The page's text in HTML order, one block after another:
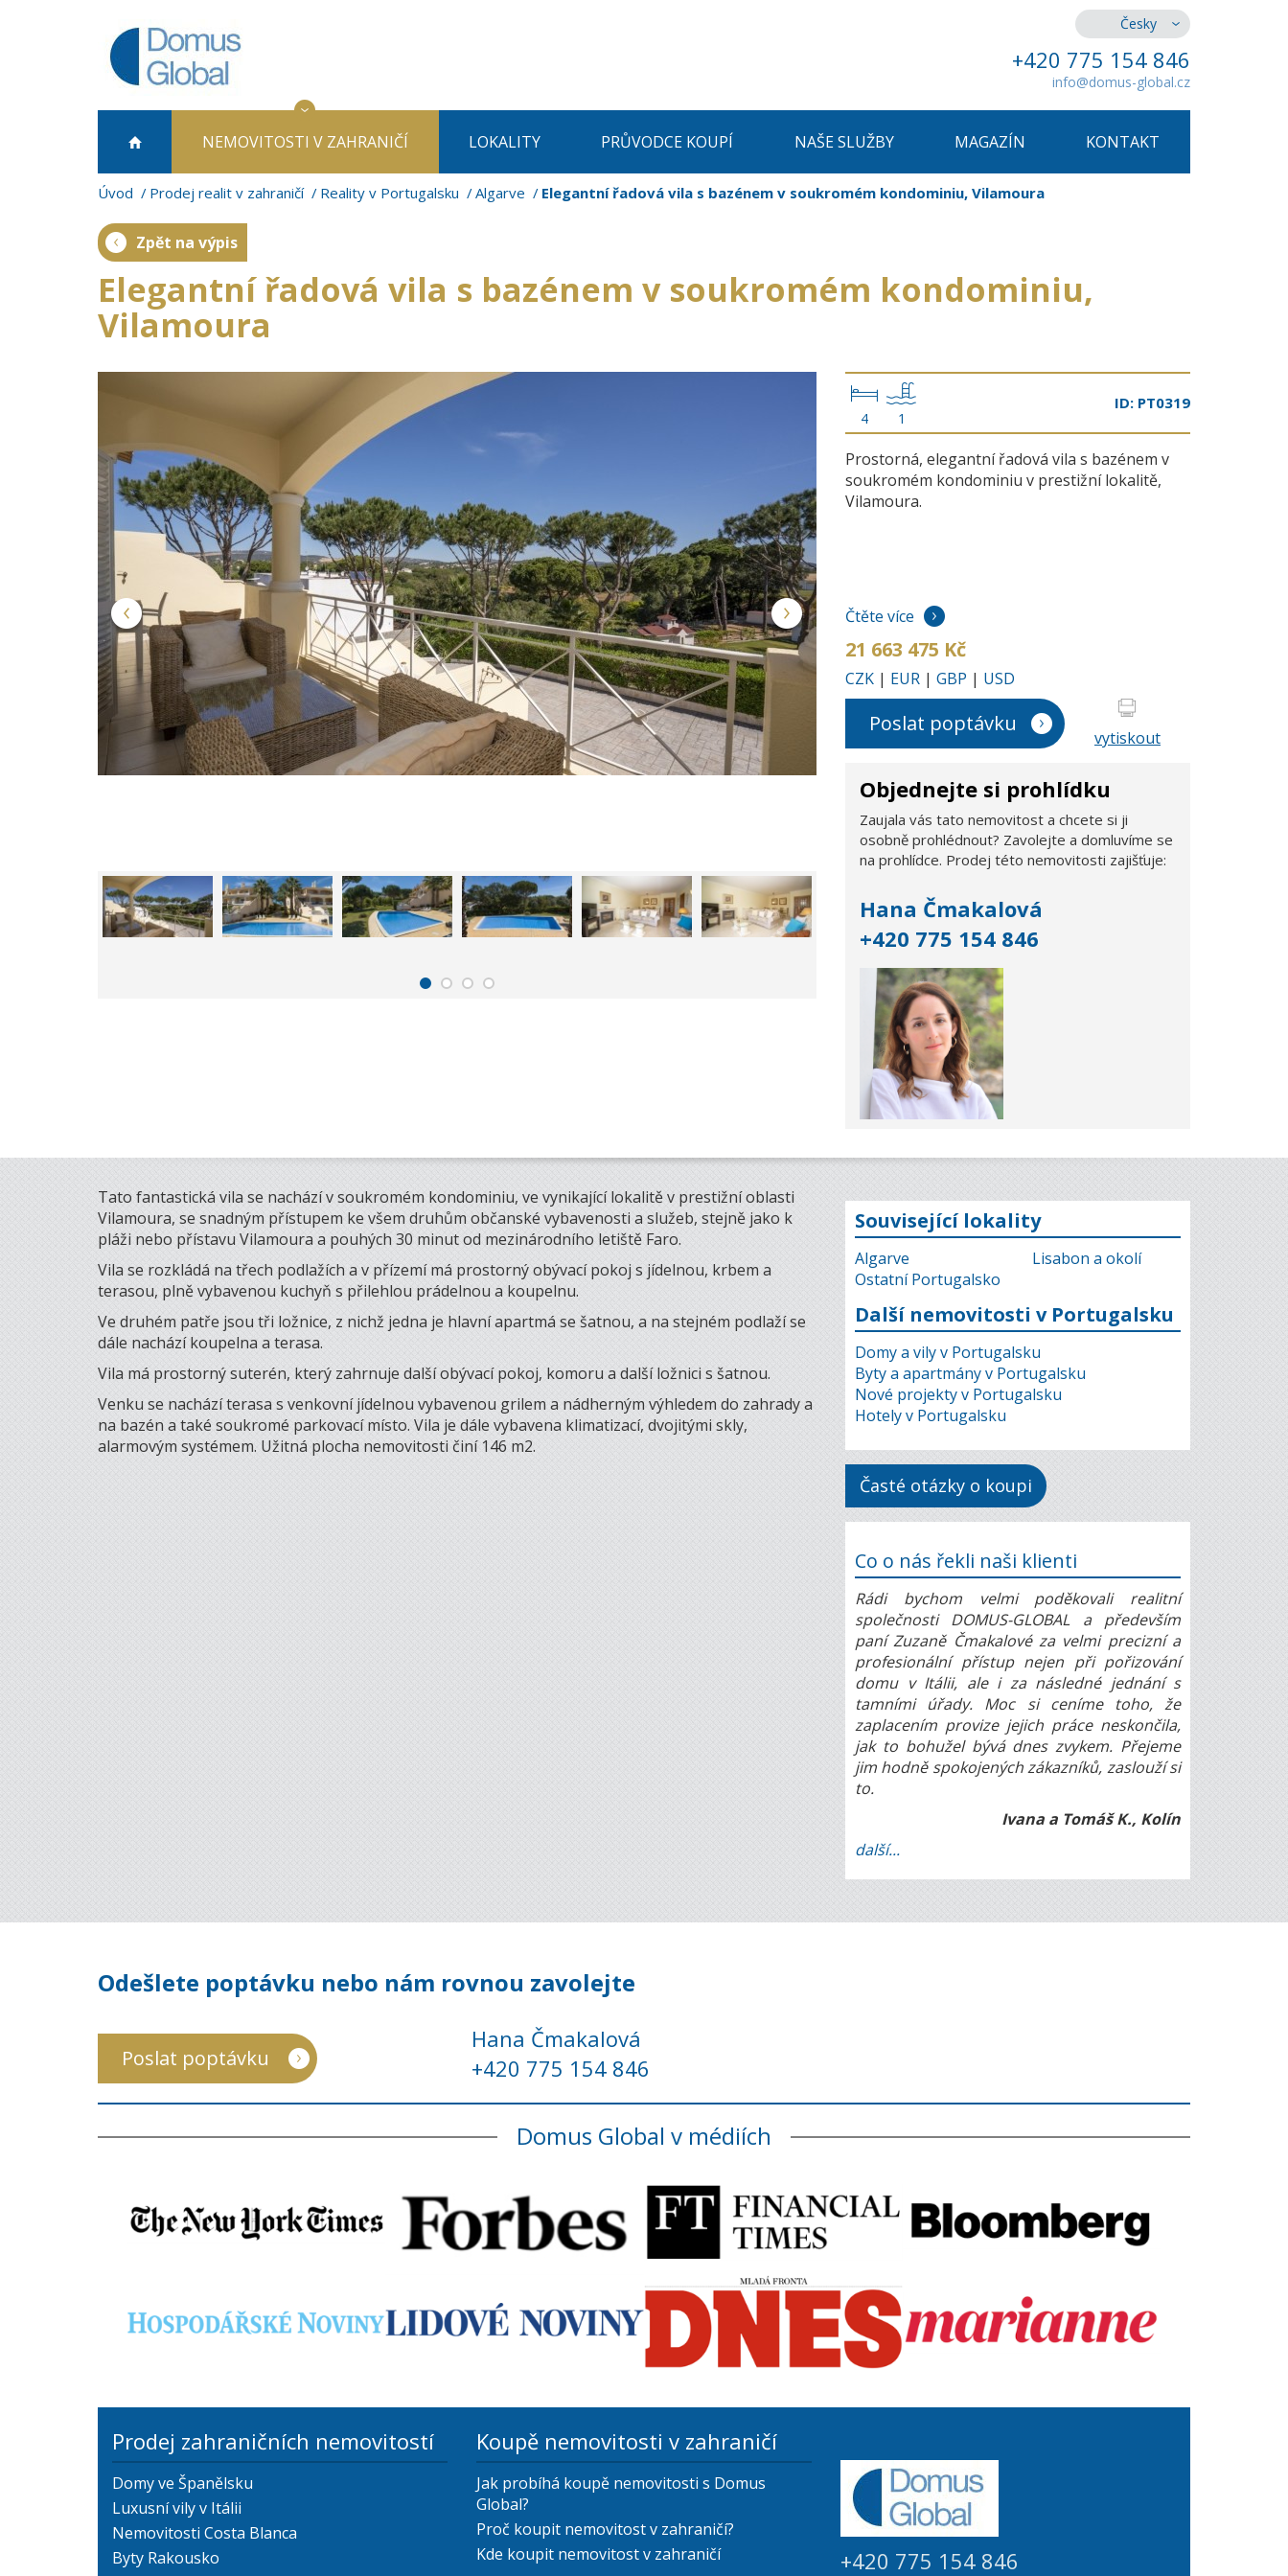
Česky
+420 775 154 846
info@domus-global.cz
NEMOVITOSTI V ZAHRANIČÍ LOKALITY PRŮVODCE KOUPÍ NAŠE SLUŽBY MAGAZÍN KONTAKT
Úvod Prodej realit v zahraničí Reality v Portugalsku Algarve Elegantní řadová vila s bazénem v soukromém kondominiu, Vilamoura
Zpět na výpis
Elegantní řadová vila s bazénem v soukromém kondominiu,
Vilamoura
4 1
ID: PT0319
Prostorná, elegantní řadová vila s bazénem v
soukromém kondominiu v prestižní lokalitě,
Vilamoura.
Čtěte více
21 663 475 Kč
CZK | EUR | GBP | USD
Poslat poptávku
vytiskout
Objednejte si prohlídku
Zaujala vás tato nemovitost a chcete si ji
osobně prohlédnout? Zavolejte a domluvíme se
na prohlídce. Prodej této nemovitosti zajišťuje:
Hana Čmakalová
+420 775 154 846
Tato fantastická vila se nachází v soukromém kondominiu, ve vynikající lokalitě v prestižní oblasti
Vilamoura, se snadným přístupem ke všem druhům občanské vybavenosti a služeb, stejně jako k
pláži nebo přístavu Vilamoura a pouhých 30 minut od mezinárodního letiště Faro.
Vila se rozkládá na třech podlažích a v přízemí má prostorný obývací pokoj s jídelnou, krbem a
terasou, plně vybavenou kuchyň s přilehlou prádelnou a koupelnu.
Ve druhém patře jsou tři ložnice, z nichž jedna je hlavní apartmá se šatnou, a na stejném podlaží se
dále nachází koupelna a terasa.
Vila má prostorný suterén, který zahrnuje další obývací pokoj, komoru a další ložnici s šatnou.
Venku se nachází terasa s venkovní jídelnou vybavenou grilem a nádherným výhledem do zahrady a
na bazén a také soukromé parkovací místo. Vila je dále vybavena klimatizací, dvojitými skly,
alarmovým systémem. Užitná plocha nemovitosti činí 146 m2.
Související lokality
Algarve
Ostatní Portugalsko
Lisabon a okolí
Další nemovitosti v Portugalsku
Domy a vily v Portugalsku
Byty a apartmány v Portugalsku
Nové projekty v Portugalsku
Hotely v Portugalsku
Časté otázky o koupi
Co o nás řekli naši klienti
Rádi bychom velmi poděkovali realitní
společnosti DOMUS-GLOBAL a především
paní Zuzaně Čmakalové za velmi precizní a
profesionální přístup nejen při pořizování
domu v Itálii, ale i za následné jednání s
tamními úřady. Moc si ceníme toho, že
zaplacením provize jejich práce neskončila,
jak to bohužel bývá dnes zvykem. Přejeme
jim hodně spokojených zákazníků, zaslouží si
to.
Ivana a Tomáš K., Kolín
další...
Odešlete poptávku nebo nám rovnou zavolejte
Poslat poptávku
Hana Čmakalová
+420 775 154 846
Domus Global v médiích
Prodej zahraničních nemovitostí
Domy ve Španělsku
Luxusní vily v Itálii
Nemovitosti Costa Blanca
Byty Rakousko
Koupě nemovitosti v zahraničí
Jak probíhá koupě nemovitosti s Domus
Global?
Proč koupit nemovitost v zahraničí?
Kde koupit nemovitost v zahraničí
+420 775 154 846